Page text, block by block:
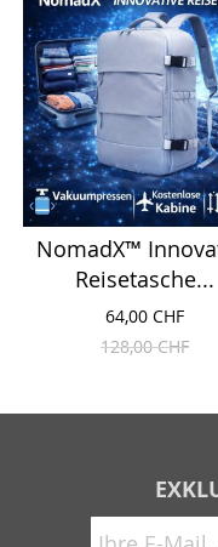
NomadX™
Reisetasche...
64,00 CHF
128,00 CHF